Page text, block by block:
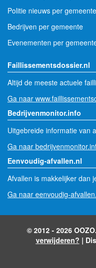
Politie nieuws per gemeente
Bedrijven per gemeente
Evenementen per
Faillissementsdossier.nl
Altijd de meeste actuele
Ga naar
Bedrijvenmonitor.info
Uitgebreide informatie van
Ga naar
Eenvoudig-afvallen.nl
Afvallen is makkelijker dan
Ga naar eenvoudig-
© 2012 - 2026
verwijderen? |